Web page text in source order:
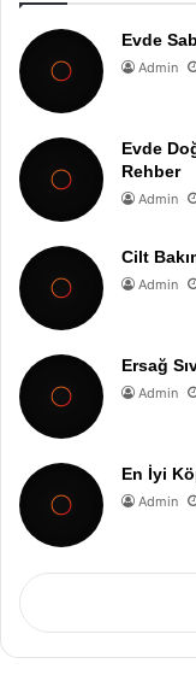
Evde
Admin
Evde
Rehber
Admin
Cilt
Admin
Ersağ
Admin
En İyi
Admin